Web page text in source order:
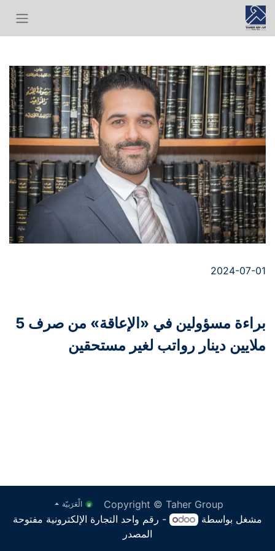
2024-07-01
براءة مسؤولين في «الإعاقة» من صرف 5
ملايين دينار رواتب لغير مستحقين
Copyright © Taher Group الْعَرَبيّة
مشغل بواسطة - رقم واحد التجارة الإلكترونية مفتوحة
المصدر